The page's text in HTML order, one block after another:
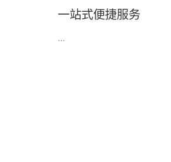
一站式便捷服务
...